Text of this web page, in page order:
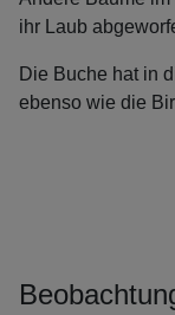
ihr Laub
Die Buche hat in
ebenso wie die